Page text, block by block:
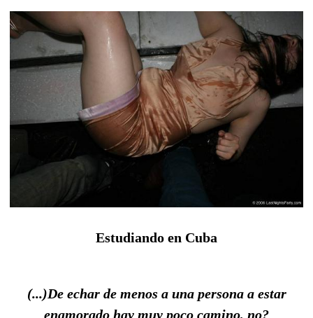
Estudiando en Cuba
(...)De echar de menos a una persona a estar
enamorado hay muy poco camino, no?